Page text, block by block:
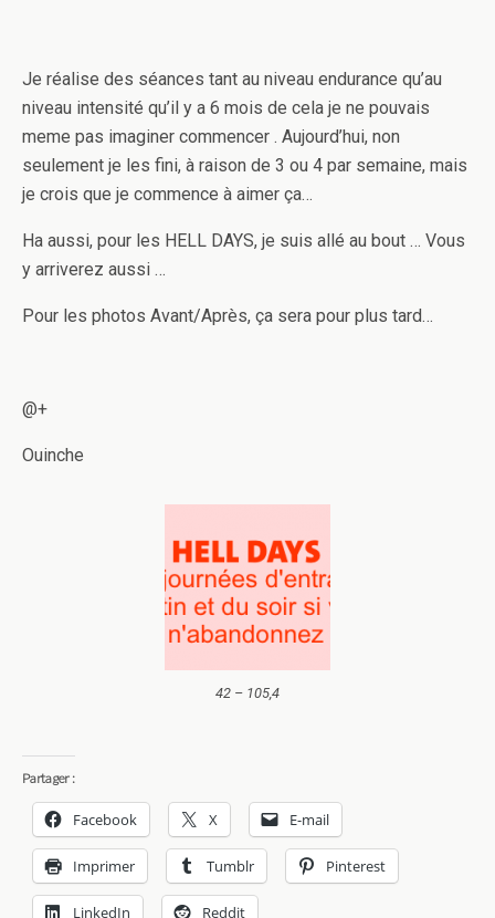
Je réalise des séances tant au niveau endurance qu’au
niveau intensité qu’il y a 6 mois de cela je ne pouvais
meme pas imaginer commencer . Aujourd’hui, non
seulement je les fini, à raison de 3 ou 4 par semaine, mais
je crois que je commence à aimer ça…
Ha aussi, pour les HELL DAYS, je suis allé au bout … Vous
y arriverez aussi …
Pour les photos Avant/Après, ça sera pour plus tard…
@+
Ouinche
42 – 105,4
Partager :
Facebook X E-mail
Imprimer Tumblr Pinterest
LinkedIn Reddit